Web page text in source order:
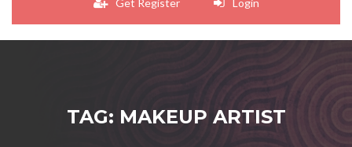
Get Register Login
TAG: MAKEUP ARTIST